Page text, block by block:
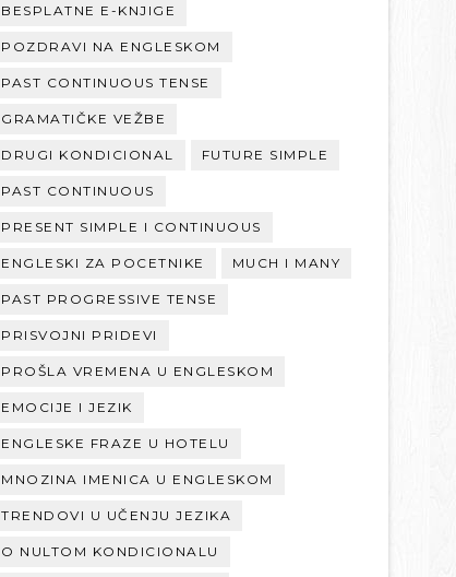
BESPLATNE E-KNJIGE
POZDRAVI NA ENGLESKOM
PAST CONTINUOUS TENSE
GRAMATIČKE VEŽBE
DRUGI KONDICIONAL FUTURE SIMPLE
PAST CONTINUOUS
PRESENT SIMPLE I CONTINUOUS
ENGLESKI ZA POCETNIKE MUCH I MANY
PAST PROGRESSIVE TENSE
PRISVOJNI PRIDEVI
PROŠLA VREMENA U ENGLESKOM
EMOCIJE I JEZIK
ENGLESKE FRAZE U HOTELU
MNOZINA IMENICA U ENGLESKOM
TRENDOVI U UČENJU JEZIKA
O NULTOM KONDICIONALU